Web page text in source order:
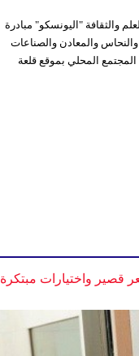
والثقافة "اليونسكو" مبادرة
والمعادن والصناعات
المحلي بموقع قلعة
قصير واختيارات مبتكرة